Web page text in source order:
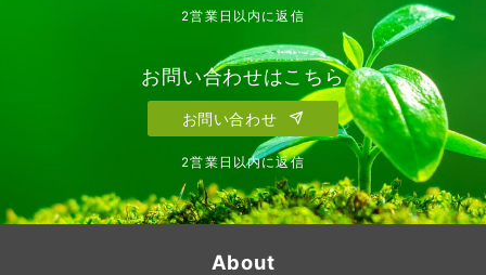
2営業日以内に返信
お問い合わせはこちら
お問い合わせ
2営業日以内に返信
About